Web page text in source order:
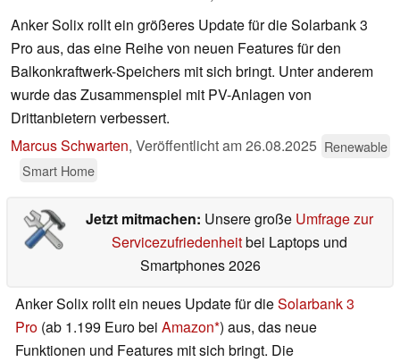
Anker Solix rollt ein größeres Update für die Solarbank 3
Pro aus, das eine Reihe von neuen Features für den
Balkonkraftwerk-Speichers mit sich bringt. Unter anderem
wurde das Zusammenspiel mit PV-Anlagen von
Drittanbietern verbessert.
Marcus Schwarten, Veröffentlicht am26.08.2025 Renewable
Smart Home
Jetzt mitmachen: Unsere große Umfrage zur
Servicezufriedenheitbei Laptops und
Smartphones 2026
Anker Solix rollt ein neues Update für dieSolarbank 3
Pro (ab 1.199 Euro bei Amazon ) aus, das neue
Funktionen und Features mit sich bringt. Die